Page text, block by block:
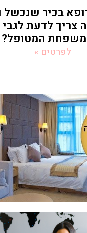
בכיר שנכשל
צריך לדעת
המטופל?
לפרטים »